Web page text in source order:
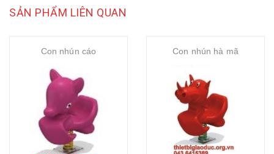
SẢN PHẨM LIÊN QUAN
Con nhún cáo Con nhún hà mã